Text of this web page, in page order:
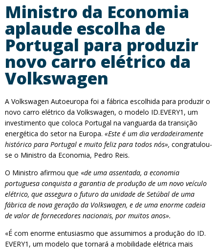
Ministro da Economia
aplaude escolha de
Portugal para produzir
novo carro elétrico da
Volkswagen
A Volkswagen Autoeuropa foi a fábrica escolhida para produzir o
novo carro elétrico da Volkswagen, o modelo ID.EVERY1, um
investimento que coloca Portugal na vanguarda da transição
energética do setor na Europa. «Este é um dia verdadeiramente
histórico para Portugal e muito feliz para todos nós», congratulou-
se o Ministro da Economia, Pedro Reis.
O Ministro afirmou que «de uma assentada, a economia
portuguesa conquista a garantia de produção de um novo veículo
elétrico, que assegura o futuro da unidade de Setúbal de uma
fábrica de nova geração da Volkswagen, e de uma enorme cadeia
de valor de fornecedores nacionais, por muitos anos».
«É com enorme entusiasmo que assumimos a produção do ID.
EVERY1, um modelo que tornará a mobilidade elétrica mais